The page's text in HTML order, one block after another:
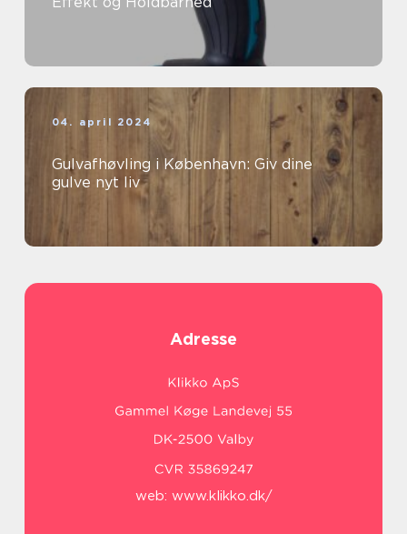
04. april 2024
Gulvafhøvling i København: Giv dine
gulve nyt liv
Adresse
web: www.klikko.dk/